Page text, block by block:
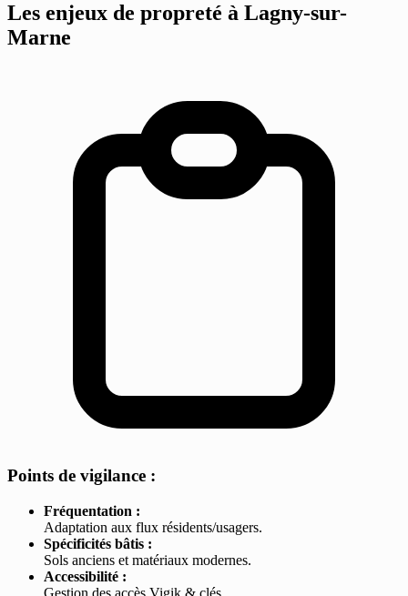
Les enjeux de propreté à Lagny-sur-
Marne
Points de vigilance :
Fréquentation :
Adaptation aux flux résidents/usagers.
Spécificités bâtis :
Sols anciens et matériaux modernes.
Accessibilité :
Gestion des accès Vigik & clés.